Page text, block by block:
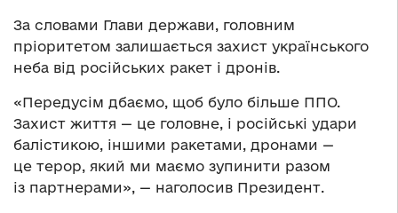
За словами Глави держави, головним
пріоритетом залишається захист українського
неба від російських ракет і дронів.
«Передусім дбаємо, щоб було більше ППО.
Захист життя — це головне, і російські удари
балістикою, іншими ракетами, дронами —
це терор, який ми маємо зупинити разом
із партнерами», — наголосив Президент.